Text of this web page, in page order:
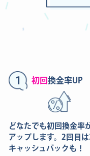
1 初回換金率UP
どなたでも初回換金率
アップします。2回目は
キャッシュバックも！